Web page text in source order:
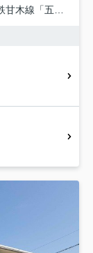
甘木線 「五郎丸